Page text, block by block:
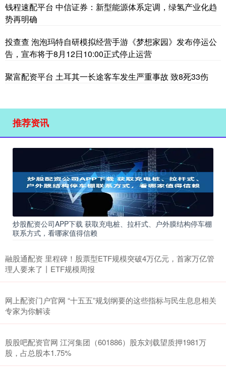
钱程速配平台 中信证券：新型能源体系定调，绿氢产业化趋
势再明确
投查查 泡泡玛特自研模拟经营手游《梦想家园》发布停运公
告，宣布将于8月12日10:00正式停止运营
聚富配资平台 土耳其一长途客车发生严重事故 致8死33伤
推荐资讯
炒股配资公司APP下载 获取充电桩、拉杆式、户外膜结构停车棚
联系方式，看哪家值得信赖
融股通配资 里程碑！股票型ETF规模突破4万亿元，首家万亿管
理人要来了丨ETF规模周报
网上配资门户官网 “十五五”规划纲要的这些指标与民生息息相关
专家为你解读
股股吧配资官网 江河集团（601886）股东刘载望质押1981万
股，占总股本1.75%